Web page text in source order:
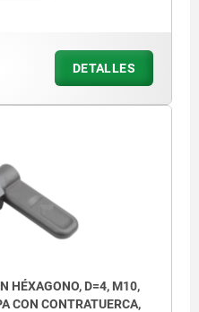
con tuerca.
con tuerca.
DETALLES
HÉXAGONO, D=4, M10,
CON CONTRATUERCA,